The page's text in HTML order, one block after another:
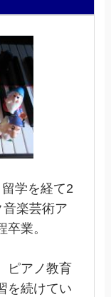
学を経て2
楽芸術ア
業。
ピアノ教育
を続けてい